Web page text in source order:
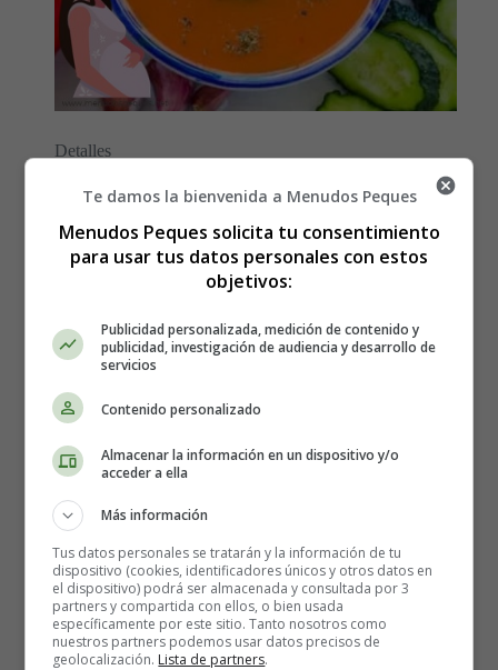
Detalles
Categoría:La Alimentación en el Embarazo
Última actualización: 07 Agosto 2022
Leer más: Gazpacho y Salmorejo durante el
Refrescos light durante el
embarazo: ¿Son seguros?
Te damos la bienvenida a Menudos Peques
Menudos Peques solicita tu consentimiento
para usar tus datos personales con estos
objetivos:
Publicidad personalizada, medición de contenido y
publicidad, investigación de audiencia y desarrollo de
servicios
Contenido personalizado
Almacenar la información en un dispositivo y/o
acceder a ella
Más información
Tus datos personales se tratarán y la información de tu
dispositivo (cookies, identificadores únicos y otros datos en
el dispositivo) podrá ser almacenada y consultada por 3
partners y compartida con ellos, o bien usada
específicamente por este sitio. Tanto nosotros como
nuestros partners podemos usar datos precisos de
geolocalización. Lista de partners.